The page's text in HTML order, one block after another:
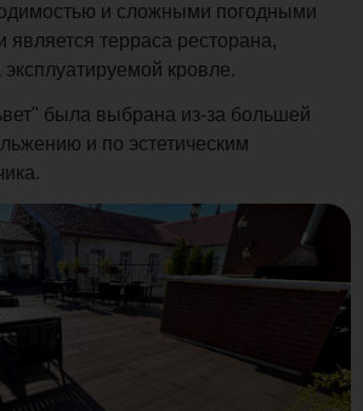
и сложными погодными
является терраса ресторана,
кровле.
была выбрана из-за большей
и по эстетическим